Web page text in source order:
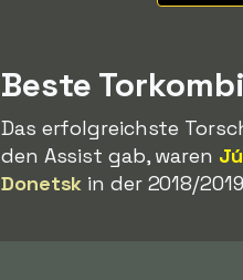
Beste
Das erfolgreichste
den Assist gab, waren
Donetsk in der 2018/